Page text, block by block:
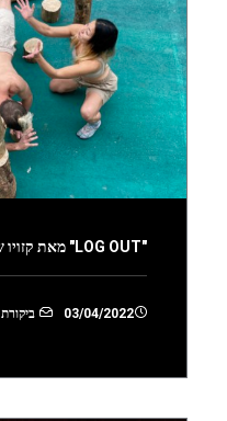
"LOG OUT" מאת קזויו שיונוירי ודרור ליברמן
03/04/2022 ביקורת